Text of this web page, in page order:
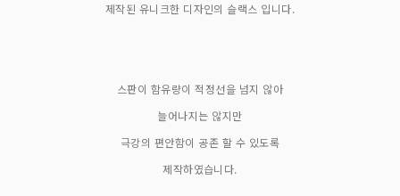
제작된 유니크한 디자인의 슬랙스 입니다.
스판이 함유량이 적정선을 넘지 않아
늘어나지는 않지만
극강의 편안함이 공존 할 수 있도록
제작하였습니다.